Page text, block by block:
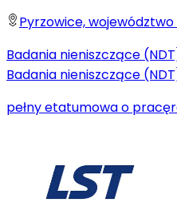
Pyrzowice,
Badania nieniszczące
Badania nieniszczące
pełny etatumowa o pracę